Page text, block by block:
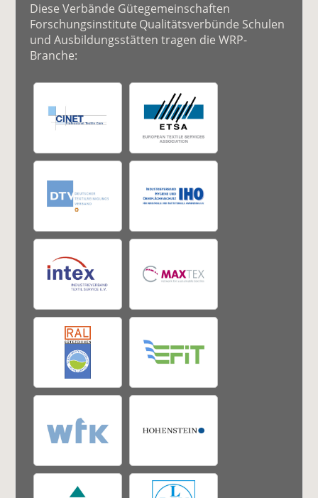
Diese Verbände Gütegemeinschaften
Forschungsinstitute Qualitätsverbünde Schulen
und Ausbildungsstätten tragen die WRP-
Branche: